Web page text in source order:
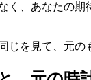
く、あなたの
じを見て、元の